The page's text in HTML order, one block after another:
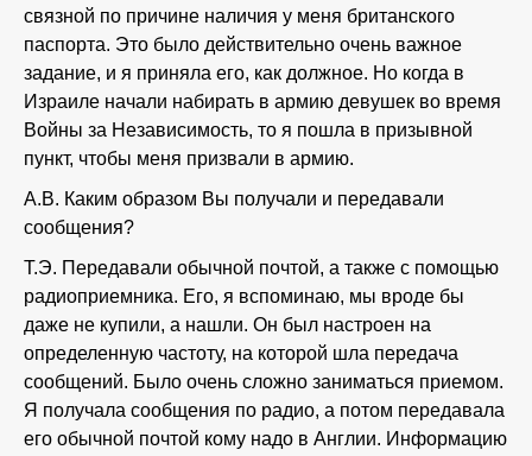
связной по причине наличия у меня британского
паспорта. Это было действительно очень важное
задание, и я приняла его, как должное. Но когда в
Израиле начали набирать в армию девушек во время
Войны за Независимость, то я пошла в призывной
пункт, чтобы меня призвали в армию.
А.В. Каким образом Вы получали и передавали
сообщения?
Т.Э. Передавали обычной почтой, а также с помощью
радиоприемника. Его, я вспоминаю, мы вроде бы
даже не купили, а нашли. Он был настроен на
определенную частоту, на которой шла передача
сообщений. Было очень сложно заниматься приемом.
Я получала сообщения по радио, а потом передавала
его обычной почтой кому надо в Англии. Информацию